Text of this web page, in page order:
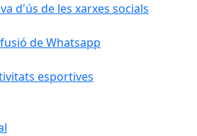
d'ús de les xarxes socials
de Whatsapp
esportives